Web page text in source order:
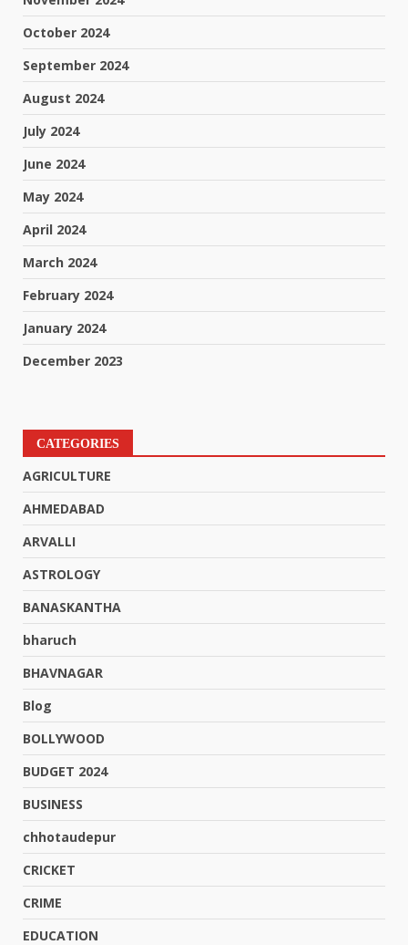
October 2024
September 2024
August 2024
July 2024
June 2024
May 2024
April 2024
March 2024
February 2024
January 2024
December 2023
CATEGORIES
AGRICULTURE
AHMEDABAD
ARVALLI
ASTROLOGY
BANASKANTHA
bharuch
BHAVNAGAR
Blog
BOLLYWOOD
BUDGET 2024
BUSINESS
chhotaudepur
CRICKET
CRIME
EDUCATION